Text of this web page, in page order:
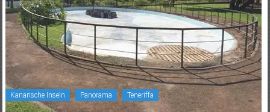
Kanarische Inseln Panorama Teneriffa